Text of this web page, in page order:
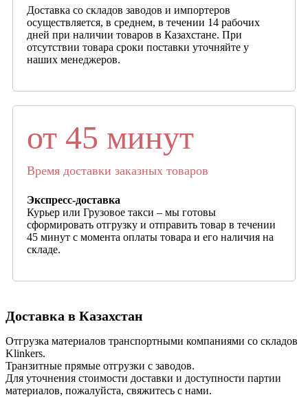
Доставка со складов заводов и импортеров
осуществляется, в среднем, в течении 14 рабочих
дней при наличии товаров в Казахстане. При
отсутствии товара сроки поставки уточняйте у
наших менеджеров.
от 45 минут
Время доставки заказных товаров
Экспресс-доставка
Курьер или Грузовое такси – мы готовы
сформировать отгрузку и отправить товар в течении
45 минут с момента оплаты товара и его наличия на
складе.
Доставка в Казахстан
Отгрузка материалов транспортными компаниями со складов
Klinkers.
Транзитные прямые отгрузки с заводов.
Для уточнения стоимости доставки и доступности партии
материалов, пожалуйста, свяжитесь с нами.